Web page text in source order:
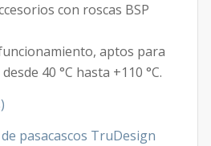
con roscas BSP
aptos para
40 °C hasta +110 °C.
pasacascos TruDesign